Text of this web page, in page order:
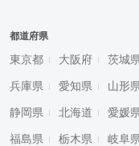
都道府県
東京都 大阪府 茨城
兵庫県 愛知県 山形
静岡県 北海道 愛媛
福島県 栃木県 岐阜